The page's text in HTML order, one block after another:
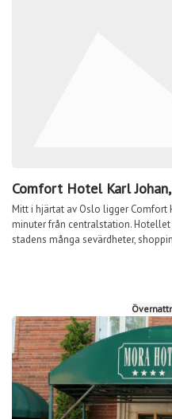
Comfort Hotel Karl
Mitt i hjärtat av Oslo ligger Comfort
minuter från centralstation.
stadens många sevärdheter,